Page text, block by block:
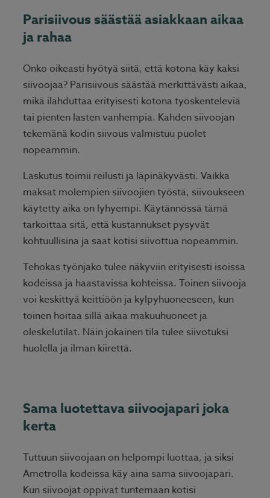
Parisiivous säästää asiakkaan aikaa
ja rahaa
Onko oikeasti hyötyä siitä, että kotona käy kaksi
siivoojaa? Parisiivous säästää merkittävästi aikaa,
mikä ilahduttaa erityisesti kotona työskenteleviä
tai pienten lasten vanhempia. Kahden siivoojan
tekemänä kodin siivous valmistuu puolet
nopeammin.
Laskutus toimii reilusti ja läpinäkyvästi. Vaikka
maksat molempien siivoojien työstä, siivoukseen
käytetty aika on lyhyempi. Käytännössä tämä
tarkoittaa sitä, että kustannukset pysyvät
kohtuullisina ja saat kotisi siivottua nopeammin.
Tehokas työnjako tulee näkyviin erityisesti isoissa
kodeissa ja haastavissa kohteissa. Toinen siivooja
voi keskittyä keittiöön ja kylpyhuoneeseen, kun
toinen hoitaa sillä aikaa makuuhuoneet ja
oleskelutilat. Näin jokainen tila tulee siivotuksi
huolella ja ilman kiirettä.
Sama luotettava siivoojapari joka
kerta
Tuttuun siivoojaan on helpompi luottaa, ja siksi
Ametrolla kodeissa käy aina sama siivoojapari.
Kun siivoojat oppivat tuntemaan kotisi